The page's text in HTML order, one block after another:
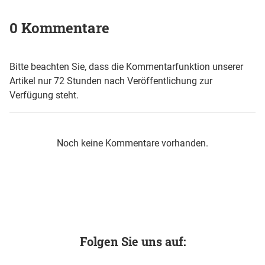
0 Kommentare
Bitte beachten Sie, dass die Kommentarfunktion unserer
Artikel nur 72 Stunden nach Veröffentlichung zur
Verfügung steht.
Noch keine Kommentare vorhanden.
Folgen Sie uns auf: